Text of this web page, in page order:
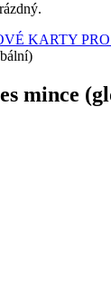
KARTY
mince